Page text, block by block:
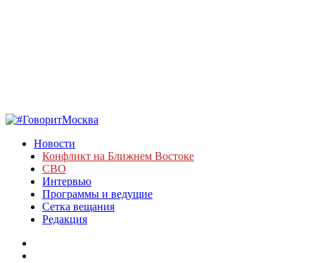
Новости
Конфликт на Ближнем Востоке
СВО
Интервью
Программы и ведущие
Сетка вещания
Редакция